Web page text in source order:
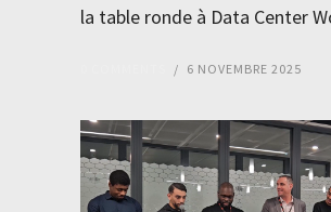
la table ronde à Data Center
/ 6 NOVEMBRE 2025